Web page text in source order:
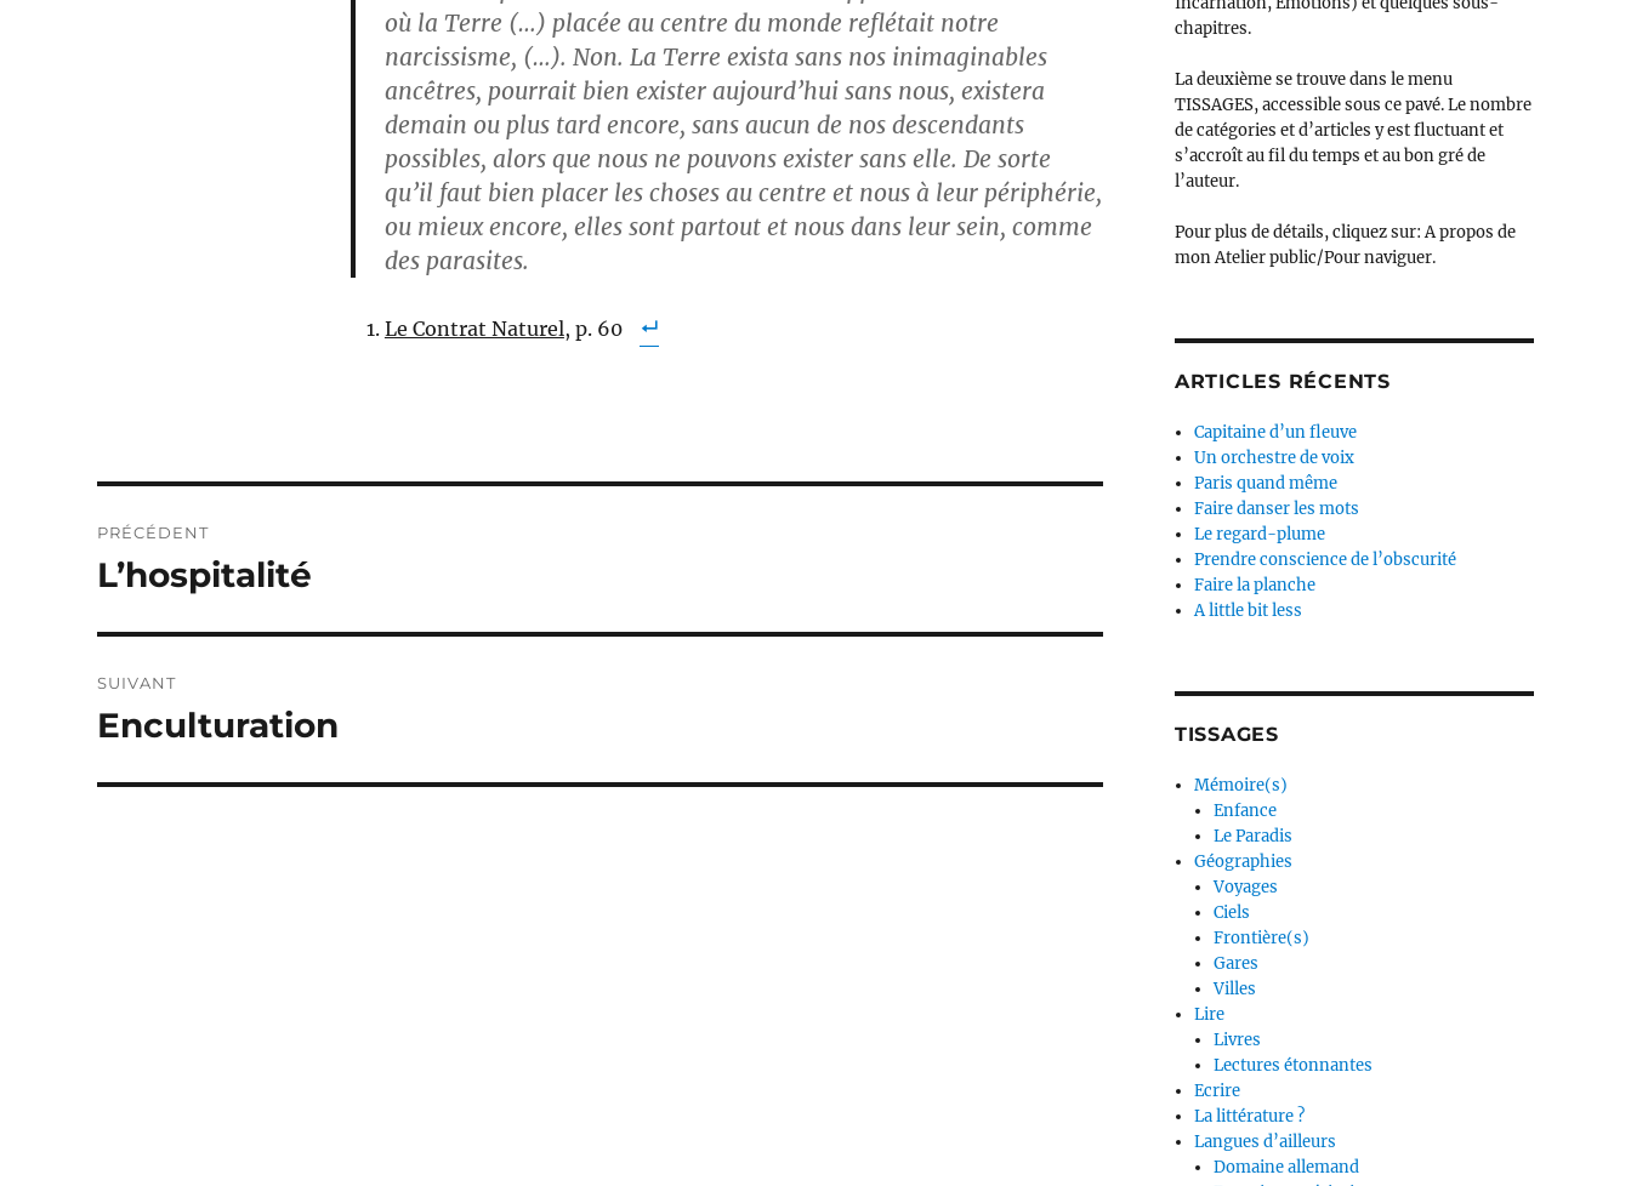
où la Terre (…) placée au centre du monde reflétait notre
narcissisme, (…). Non. La Terre exista sans nos inimaginables
ancêtres, pourrait bien exister aujourd’hui sans nous, existera
demain ou plus tard encore, sans aucun de nos descendants
possibles, alors que nous ne pouvons exister sans elle. De sorte
qu’il faut bien placer les choses au centre et nous à leur périphérie,
ou mieux encore, elles sont partout et nous dans leur sein, comme
des parasites.
Le Contrat Naturel, p. 60
de
PRÉCÉDENT
Publication
L’hospitalité
SUIVANT
Publication
Enculturation
chapitres.
La deuxième se trouve dans le menu
TISSAGES, accessible sous ce pavé. Le nombre
de catégories et d’articles y est fluctuant et
s’accroît au fil du temps et au bon gré de
l’auteur.
Pour plus de détails, cliquez sur: A propos de
mon Atelier public/Pour naviguer.
ARTICLES RÉCENTS
Capitaine d’un fleuve
Un orchestre de voix
Paris quand même
Faire danser les mots
Le regard-plume
Prendre conscience de l’obscurité
Faire la planche
A little bit less
TISSAGES
Mémoire(s)
Enfance
Le Paradis
Géographies
Voyages
Ciels
Frontière(s)
Gares
Villes
Lire
Livres
Lectures étonnantes
Ecrire
La littérature ?
Langues d’ailleurs
Domaine allemand